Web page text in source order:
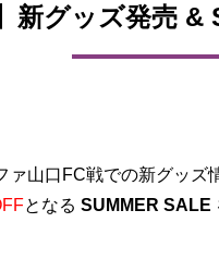
新グッズ発売
山口FC戦での新グッズ
となる SUMMER SALE